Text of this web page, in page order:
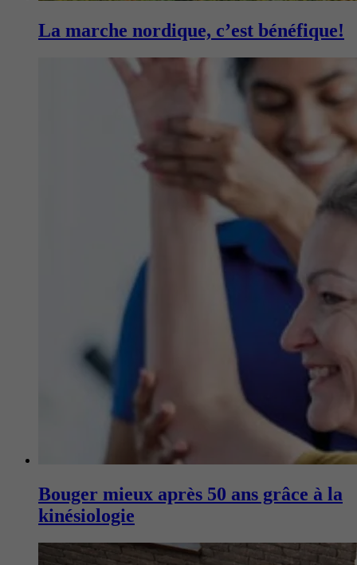
La marche nordique, c’est bénéfique!
Bouger mieux après 50 ans grâce à la
kinésiologie